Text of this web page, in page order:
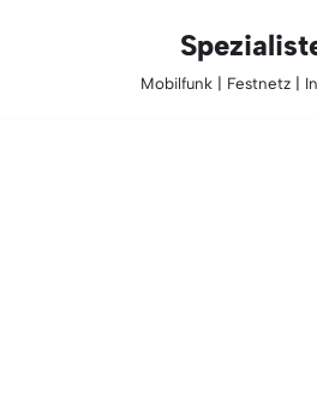
Mobilfunk | Festnetz |